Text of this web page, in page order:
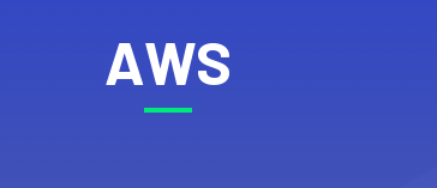
AWS